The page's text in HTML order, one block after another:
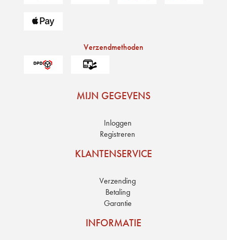
Verzendmethoden
MIJN GEGEVENS
Inloggen
Registreren
KLANTENSERVICE
Verzending
Betaling
Garantie
INFORMATIE